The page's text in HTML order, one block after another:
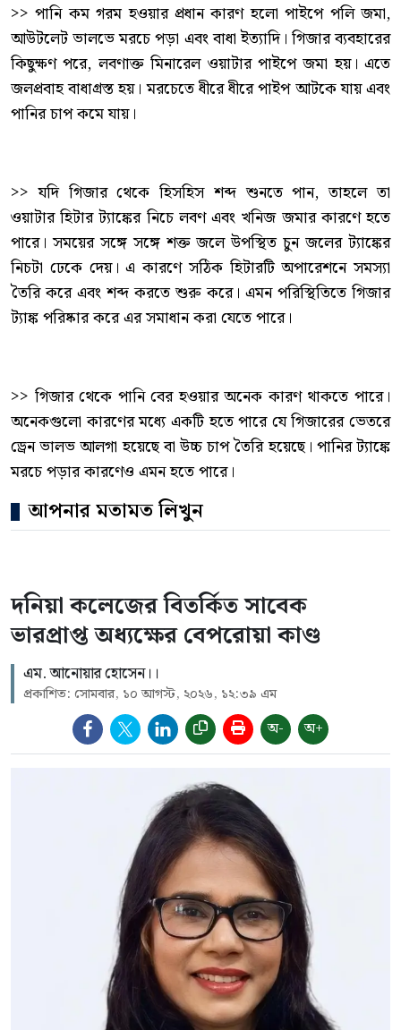
>> পানি কম গরম হওয়ার প্রধান কারণ হলো পাইপে পলি জমা,
আউটলেট ভালভে মরচে পড়া এবং বাধা ইত্যাদি। গিজার ব্যবহারের
কিছুক্ষণ পরে, লবণাক্ত মিনারেল ওয়াটার পাইপে জমা হয়। এতে
জলপ্রবাহ বাধাগ্রস্ত হয়। মরচেতে ধীরে ধীরে পাইপ আটকে যায় এবং
পানির চাপ কমে যায়।
>> যদি গিজার থেকে হিসহিস শব্দ শুনতে পান, তাহলে তা
ওয়াটার হিটার ট্যাঙ্কের নিচে লবণ এবং খনিজ জমার কারণে হতে
পারে। সময়ের সঙ্গে সঙ্গে শক্ত জলে উপস্থিত চুন জলের ট্যাঙ্কের
নিচটা ঢেকে দেয়। এ কারণে সঠিক হিটারটি অপারেশনে সমস্যা
তৈরি করে এবং শব্দ করতে শুরু করে। এমন পরিস্থিতিতে গিজার
ট্যাঙ্ক পরিষ্কার করে এর সমাধান করা যেতে পারে।
>> গিজার থেকে পানি বের হওয়ার অনেক কারণ থাকতে পারে।
অনেকগুলো কারণের মধ্যে একটি হতে পারে যে গিজারের ভেতরে
ড্রেন ভালভ আলগা হয়েছে বা উচ্চ চাপ তৈরি হয়েছে। পানির ট্যাঙ্কে
মরচে পড়ার কারণেও এমন হতে পারে।
আপনার মতামত লিখুন
দনিয়া কলেজের বিতর্কিত সাবেক
ভারপ্রাপ্ত অধ্যক্ষের বেপরোয়া কাণ্ড
এম. আনোয়ার হোসেন।।
প্রকাশিত: সোমবার, ১০ আগস্ট, ২০২৬, ১২:৩৯ এম
অ- অ+